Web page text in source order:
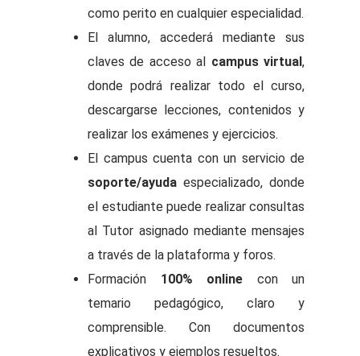
como perito en cualquier especialidad.
El alumno, accederá mediante sus
claves de acceso al campus virtual,
donde podrá realizar todo el curso,
descargarse lecciones, contenidos y
realizar los exámenes y ejercicios.
El campus cuenta con un servicio de
soporte/ayuda especializado, donde
el estudiante puede realizar consultas
al Tutor asignado mediante mensajes
a través de la plataforma y foros.
Formación 100% online con un
temario pedagógico, claro y
comprensible. Con documentos
explicativos y ejemplos resueltos.